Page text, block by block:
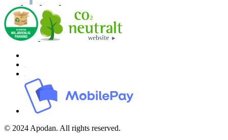
© 2024 Apodan. All rights reserved.